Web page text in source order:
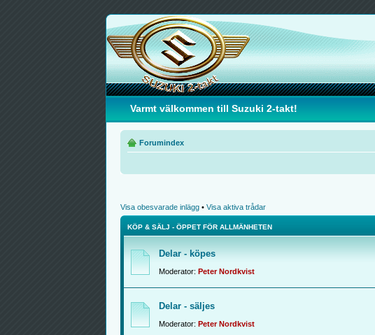
Varmt välkommen till Suzuki 2-takt!
Forumindex
Visa obesvarade inlägg• Visa aktiva trådar
KÖP & SÄLJ - ÖPPET FÖR ALLMÄNHETEN
Delar - köpes
Moderator: Peter Nordkvist
Delar - säljes
Moderator: Peter Nordkvist